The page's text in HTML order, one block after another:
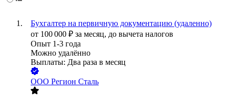
Бухгалтер на первичную документацию (удаленно)
от 100 000 ₽ за месяц, до вычета налогов
Опыт 1-3 года
Можно удалённо
Выплаты: Два раза в месяц
ООО Регион Сталь